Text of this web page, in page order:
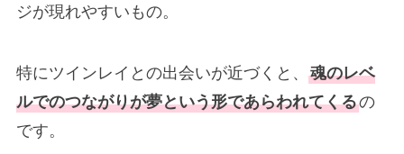
ジが現れやすいもの。
特にツインレイとの出会いが近づくと、 魂のレベ
ルでのつながりが夢という形であらわれてくるの
です。